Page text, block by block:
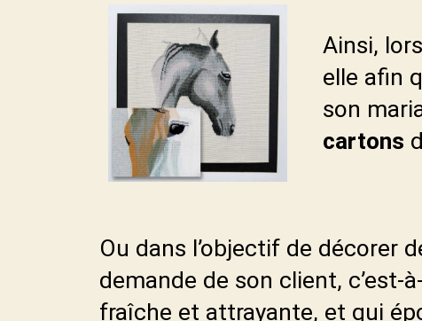
Ainsi,
elle afin
son
cartons
Ou dans l’objectif de décorer
demande de son client, c’est-
fraîche et attrayante, et qui